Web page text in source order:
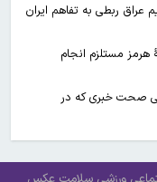
عراق ربطی به تفاهم ایران
هرمز مستلزم انجام
صحت خبری که در